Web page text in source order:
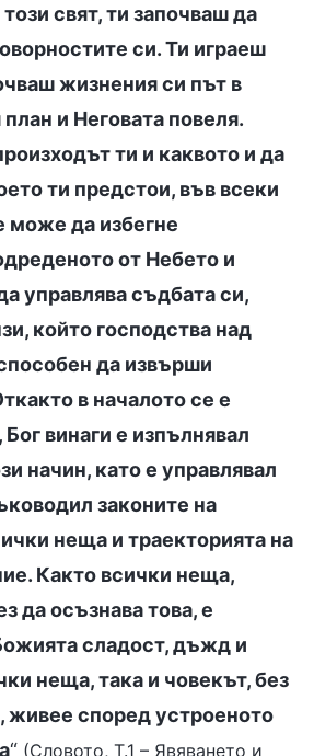
свят, ти започваш да
си. Ти играеш
жизнения си път в
и Неговата повеля.
ти и каквото и да
ти предстои, във всеки
може да избегне
от Небето и
управлява съдбата си,
който господства над
да извърши
в началото се е
винаги е изпълнявал
начин, като е управлявал
законите на
неща и траекторията на
Както всички неща,
да осъзнава това, е
сладост, дъжд и
неща, така и човекът, без
живее според устроеното
“ (Словото, Т.1 – Явяването и